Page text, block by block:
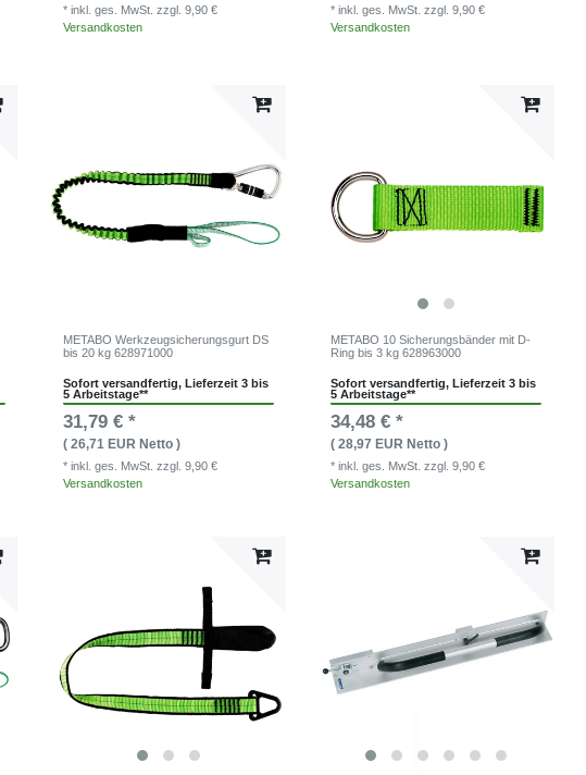
* inkl. ges. MwSt. zzgl. 9,90 €
Versandkosten
* inkl. ges. MwSt.zzgl. 9,90 €
Versandkosten
METABO Werkzeugsicherungsgurt DS
bis 20 kg 628971000
Sofort versandfertig, Lieferzeit 3 bis
5 Arbeitstage**
31,79 € *
( 26,71 EUR Netto )
* inkl. ges. MwSt. zzgl. 9,90 €
Versandkosten
METABO 10 Sicherungsbänder mit D-
Ring bis 3 kg 628963000
Sofort versandfertig, Lieferzeit 3 bis
5 Arbeitstage**
34,48 € *
( 28,97 EUR Netto )
* inkl. ges. MwSt.zzgl. 9,90 €
Versandkosten